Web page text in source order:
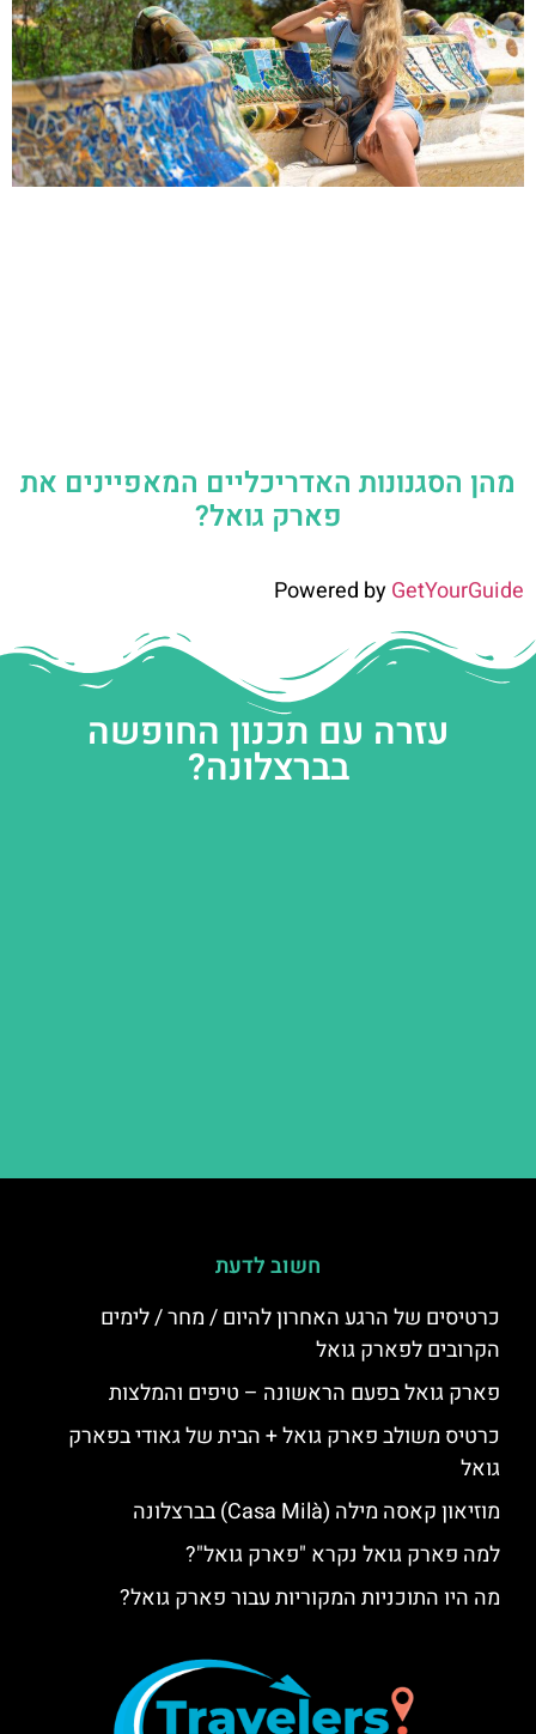
מהן הסגנונות האדריכליים המאפיינים את
פארק גואל?
Powered byGetYourGuide
עזרה עם תכנון החופשה
בברצלונה?
חשוב לדעת
כרטיסים של הרגע האחרון להיום / מחר / לימים
הקרובים לפארק גואל
פארק גואל בפעם הראשונה – טיפים והמלצות
כרטיס משולב פארק גואל + הבית של גאודי בפארק
גואל
מוזיאון קאסה מילה (Casa Milà) בברצלונה
למה פארק גואל נקרא "פארק גואל"?
מה היו התוכניות המקוריות עבור פארק גואל?